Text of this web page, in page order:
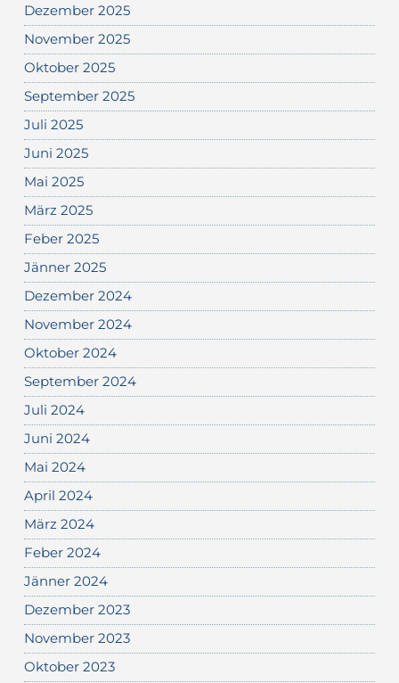
Dezember 2025
November 2025
Oktober 2025
September 2025
Juli 2025
Juni 2025
Mai 2025
März 2025
Feber 2025
Jänner 2025
Dezember 2024
November 2024
Oktober 2024
September 2024
Juli 2024
Juni 2024
Mai 2024
April 2024
März 2024
Feber 2024
Jänner 2024
Dezember 2023
November 2023
Oktober 2023